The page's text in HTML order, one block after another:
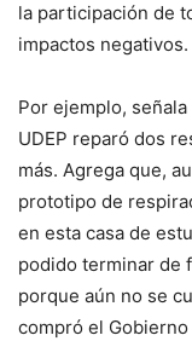
la participación de
impactos negativos.
Por ejemplo,
UDEP reparó dos
más. Agrega que,
prototipo de
en esta casa de
podido terminar de
porque aún no se
compró el